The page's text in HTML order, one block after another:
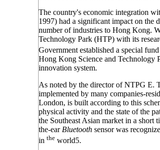
The country's economic integration
1997) had a significant impact on the
number of industries to Hong Kong.
Technology Park (HTP) with its
Government established a special
Hong Kong Science and Technology
innovation system.
As noted by the director of NTPG E.
implemented by many companies-
London, is built according to this
physical activity and the state of the
the Southeast Asian market in a
the-ear Bluetooth sensor was
in the world5.